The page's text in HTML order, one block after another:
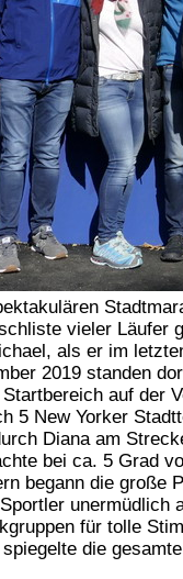
vieler Läufer
als er im
2019 standen
auf der
5 New Yorker
Diana am
bei ca. 5 Grad
begann die große
unermüdlich
für tolle
die